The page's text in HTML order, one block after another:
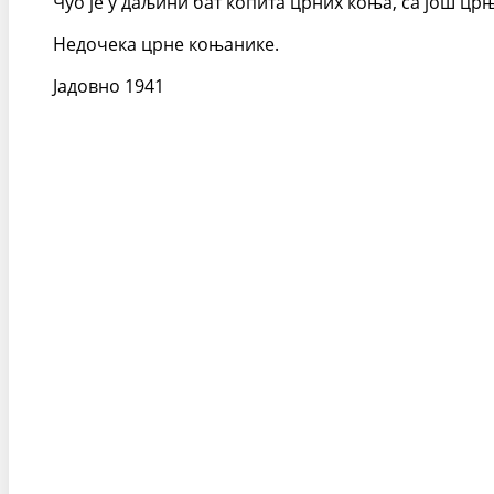
Недочека црне коњанике.
Јадовно 1941